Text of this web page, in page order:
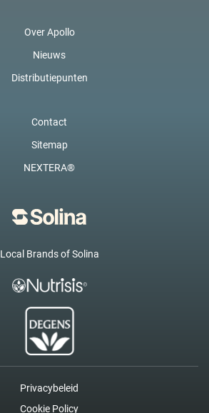
Over Apollo
Nieuws
Distributiepunten
Contact
Sitemap
NEXTERA®
Local Brands of Solina
Privacybeleid
Cookie Policy